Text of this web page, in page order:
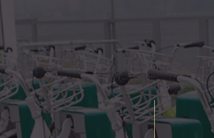
生产中心
最新消息
关於葆冈
联络我们